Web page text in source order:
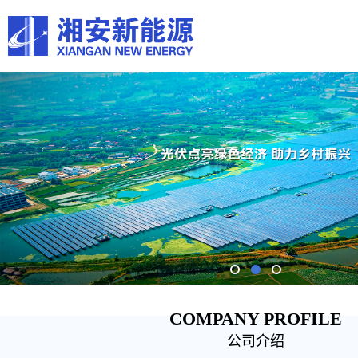
COMPANY PROFILE
公司介绍